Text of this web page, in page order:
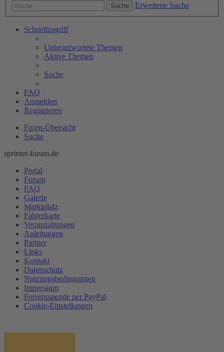
Suche Erweiterte Suche
Schnellzugriff
Unbeantwortete Themen
Aktive Themen
Suche
FAQ
Anmelden
Registrieren
Foren-Übersicht
Suche
sprinter-forum.de
Portal
Forum
FAQ
Galerie
Marktplatz
Fahrerkarte
Veranstaltungen
Anleitungen
Partner
Links
Kontakt
Datenschutz
Nutzungsbedingungen
Impressum
Forumsspende per PayPal
Cookie-Einstellungen